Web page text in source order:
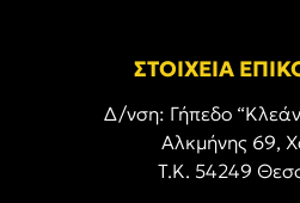
ΣΤΟΙΧΕΙΑ
Δ/νση: Γήπεδο
Αλκμήνης 69,
Τ.Κ. 54249